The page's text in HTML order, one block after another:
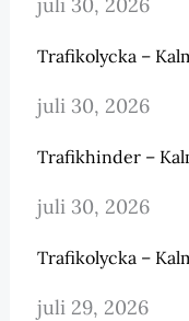
Trafikolycka –
juli 30, 2026
Trafikhinder –
juli 30, 2026
Trafikolycka –
juli 29, 2026